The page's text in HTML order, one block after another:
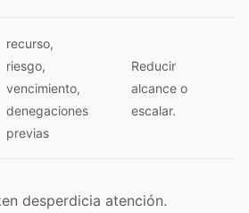
recurso,
riesgo,
vencimiento,
denegaciones
previas
Reducir
alcance o
escalar.
desperdicia atención.